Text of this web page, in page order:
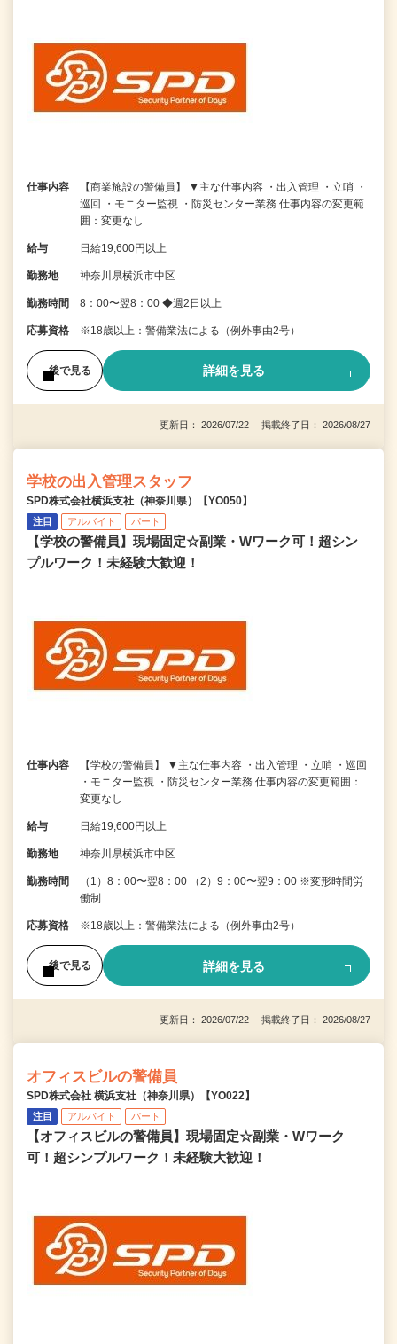
仕事内容
【商業施設の警備員】 ▼主な仕事内容 ・出入管理 ・立哨 ・
巡回 ・モニター監視 ・防災センター業務 仕事内容の変更範
囲：変更なし
給与 日給19,600円以上
勤務地 神奈川県横浜市中区
勤務時間 8：00〜翌8：00 ◆週2日以上
応募資格 ※18歳以上：警備業法による（例外事由2号）
後で見る 詳細を見る
更新日： 2026/07/22 掲載終了日： 2026/08/27
学校の出入管理スタッフ
SPD株式会社横浜支社（神奈川県）【YO050】
注目 アルバイト パート
【学校の警備員】現場固定☆副業・Wワーク可！超シン
プルワーク！未経験大歓迎！
仕事内容
【学校の警備員】 ▼主な仕事内容 ・出入管理 ・立哨 ・巡回
・モニター監視 ・防災センター業務 仕事内容の変更範囲：
変更なし
給与 日給19,600円以上
勤務地 神奈川県横浜市中区
勤務時間
（1）8：00〜翌8：00 （2）9：00〜翌9：00 ※変形時間労
働制
応募資格 ※18歳以上：警備業法による（例外事由2号）
後で見る 詳細を見る
更新日： 2026/07/22 掲載終了日： 2026/08/27
オフィスビルの警備員
SPD株式会社 横浜支社（神奈川県）【YO022】
注目 アルバイト パート
【オフィスビルの警備員】現場固定☆副業・Wワーク
可！超シンプルワーク！未経験大歓迎！